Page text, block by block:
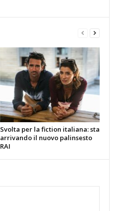
Svolta per la fiction italiana: sta
arrivando il nuovo palinsesto
RAI